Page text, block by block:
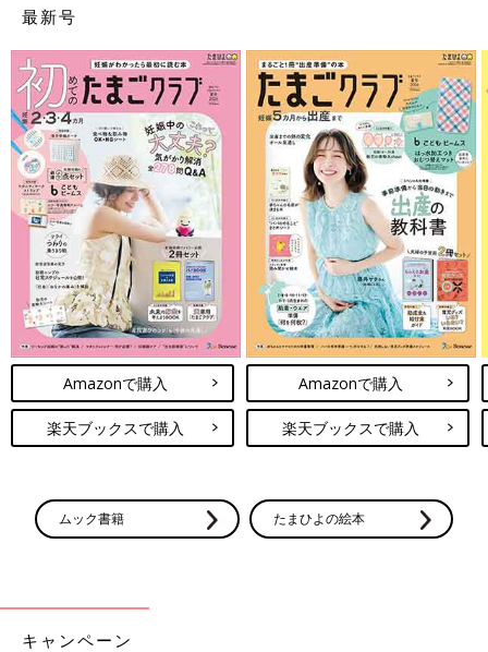
最新号
Amazonで購入
楽天ブックスで購入
Amazonで購入
楽天ブックスで購入
ムック書籍 たまひよの絵本
キャンペーン